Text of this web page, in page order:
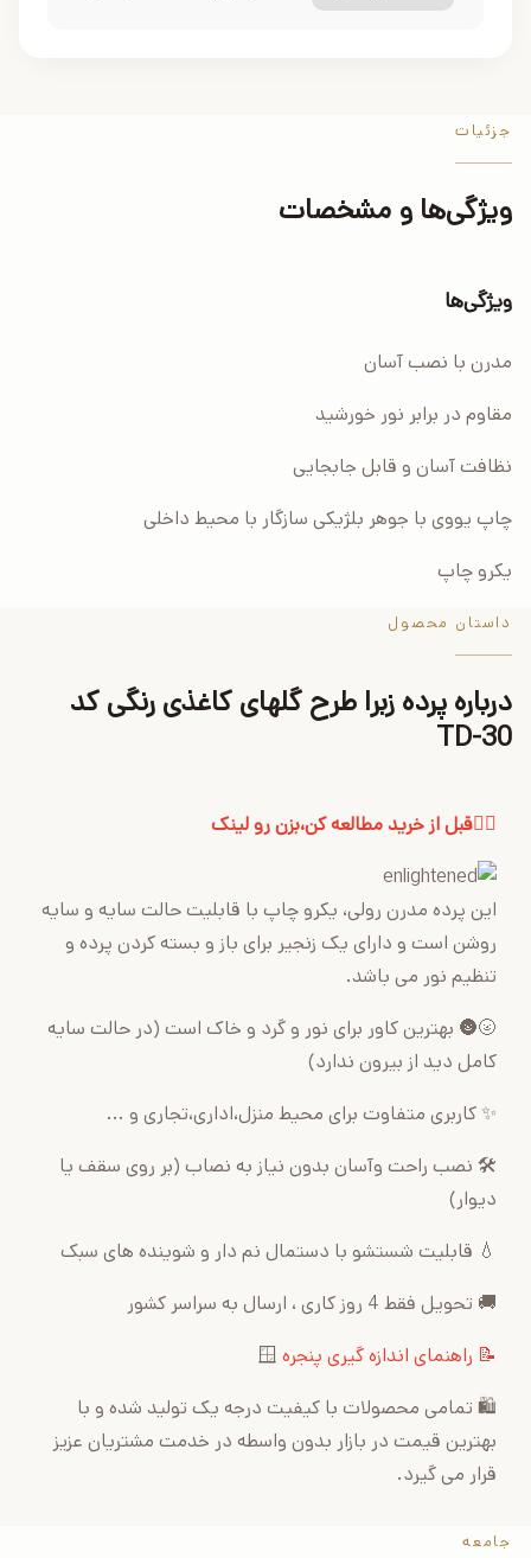
جزئیات
ویژگی‌ها و مشخصات
ویژگی‌ها
مدرن با نصب آسان
مقاوم در برابر نور خورشید
نظافت آسان و قابل جابجایی
چاپ یووی با جوهر بلژیکی سازگار با محیط داخلی
یکرو چاپ
داستان محصول
درباره پرده زبرا طرح گلهای کاغذی رنگی کد
TD-30
👈🏻قبل از خرید مطالعه کن،بزن رو لینک
این پرده مدرن رولی، یکرو چاپ با قابلیت حالت سایه و سایه
روشن است و دارای یک زنجیر برای باز و بسته کردن پرده و
تنظیم نور می باشد.
🌝🌚 بهترین کاور برای نور و گرد و خاک است (در حالت سایه
کامل دید از بیرون ندارد)
✨ کاربری متفاوت برای محیط منزل،اداری،تجاری و ...
🛠 نصب راحت وآسان بدون نیاز به نصاب (بر روی سقف یا
دیوار)
💧 قابلیت شستشو با دستمال نم دار و شوینده های سبک
🚚 تحویل فقط 4 روز کاری ، ارسال به سراسر کشور
📝 راهنمای اندازه گیری پنجره🪟
🛍 تمامی محصولات با کیفیت درجه یک تولید شده و با
بهترین قیمت در بازار بدون واسطه در خدمت مشتریان عزیز
قرار می گیرد.
جامعه